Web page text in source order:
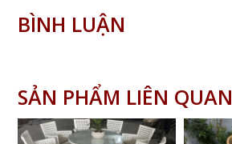
BÌNH LUẬN
SẢN PHẨM LIÊN QUAN